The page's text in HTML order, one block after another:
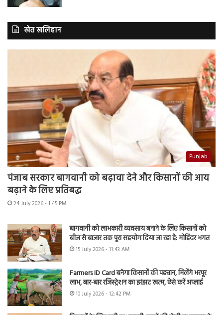
खेत खलिहान
Punjab
पंजाब सरकार बागवानी को बढ़ावा देने और किसानों की आय
बढ़ाने के लिए प्रतिबद्ध
24 July 2026 - 1:45 PM
बागवानी को लाभकारी व्यवसाय बनाने के लिए किसानों को
बीज से बाजार तक पूरा सहयोग दिया जा रहा है: मोहिंदर भगत
15 July 2026 - 11:43 AM
Farmers ID Card बनेगा किसानों की पहचान, मिलेंगे भरपूर
लाभ, बार-बार रजिस्ट्रेशन का झंझट खत्म, ऐसे करें अप्लाई
10 July 2026 - 12:42 PM